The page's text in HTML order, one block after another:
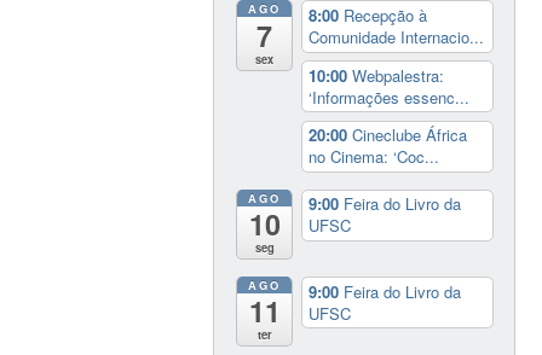
AGO
7
sex
8:00 Recepção à
Comunidade Internacio...
10:00Webpalestra:
‘Informações essenc...
20:00Cineclube África
no Cinema: ‘Coc...
AGO
10
seg
9:00 Feira do Livro da
UFSC
AGO
11
ter
9:00 Feira do Livro da
UFSC